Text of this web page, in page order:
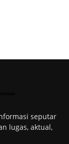
seputar
lugas, aktual,